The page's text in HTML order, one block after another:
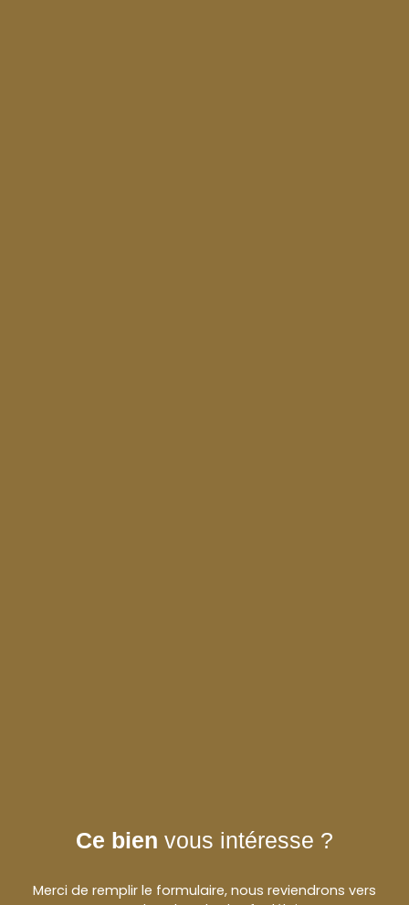
Ce bien vous intéresse ?
Merci de remplir le formulaire, nous reviendrons vers